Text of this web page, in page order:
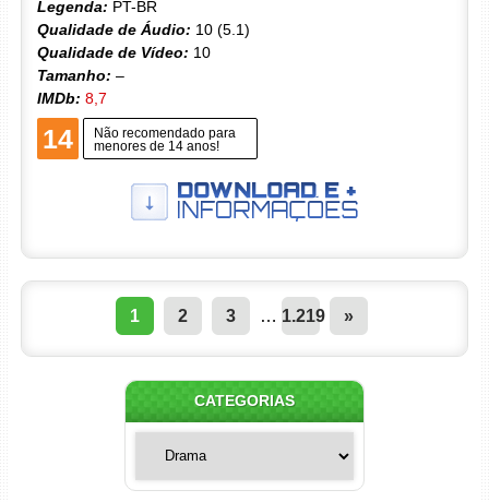
Legenda: PT-BR
Qualidade de Áudio: 10 (5.1)
Qualidade de Vídeo: 10
Tamanho: –
IMDb: 8,7
14
Não recomendado para
menores de 14 anos!
1 2 3 … 1.219 »
CATEGORIAS